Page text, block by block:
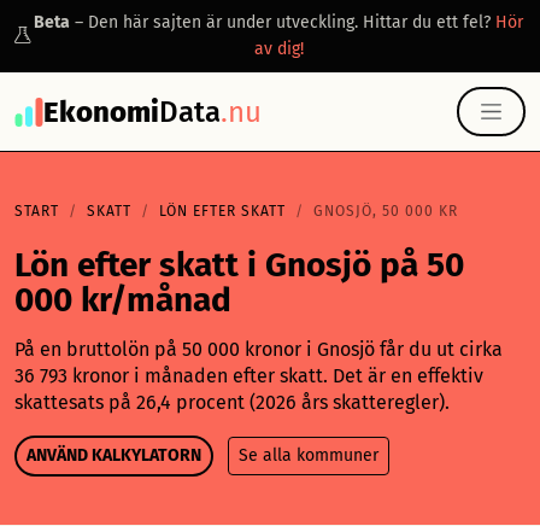
Beta – Den här sajten är under utveckling. Hittar du ett fel? Hör
av dig!
EkonomiData.nu
START SKATT LÖN EFTER SKATT GNOSJÖ, 50 000 KR
Lön efter skatt i Gnosjö på 50
000 kr/månad
På en bruttolön på 50 000 kronor i Gnosjö får du ut cirka
36 793 kronor i månaden efter skatt. Det är en effektiv
skattesats på 26,4 procent (2026 års skatteregler).
ANVÄND KALKYLATORN Se alla kommuner